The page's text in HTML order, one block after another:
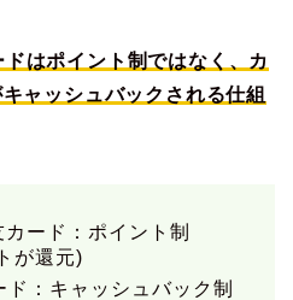
はポイント制ではなく、カ
ャッシュバックされる仕組
ード：ポイント制
が還元)
：キャッシュバック制